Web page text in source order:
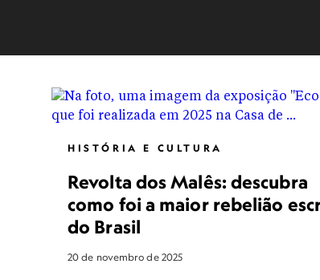
HISTÓRIA E CULTURA
Revolta dos Malês: descubra
como foi a maior rebelião
do Brasil
20 de novembro de 2025